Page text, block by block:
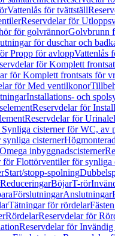
Vattenlås för tvättställ
Reservdelar för
för golvrännorGolvbrunn
för duschar och
Propp för avloppVattenlås
för Komplett
för Komplett frontsats för
för Med ventilkonor
Installations- och
Reservdelar för
Reservdelar för
cisterner för WC, av
cisternerHögmonterad
Omega inbyggnadscisterner
för Flottörventiler för synliga
Start/stopp-spolning
ReduceringarBöjarT-rör
FörslutningarAnslutningar
Tätningar för rördelar
RördelarReservdelar för
Reservdelar för